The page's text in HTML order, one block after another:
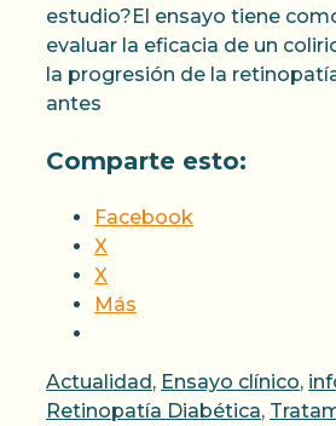
estudio?El ensayo tiene
evaluar la eficacia de un
la progresión de la
antes
Comparte esto:
Facebook
X
X
Más
Categorías
Actualidad, Ensayo clínico,
Retinopatía Diabética,